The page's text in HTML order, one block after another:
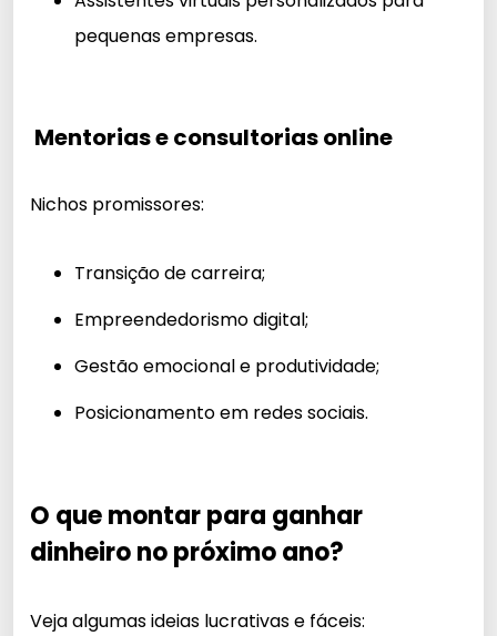
pequenas empresas.
Mentorias e consultorias online
Nichos promissores:
Transição de carreira;
Empreendedorismo digital;
Gestão emocional e produtividade;
Posicionamento em redes sociais.
O que montar para ganhar
dinheiro no próximo ano?
Veja algumas ideias lucrativas e fáceis: